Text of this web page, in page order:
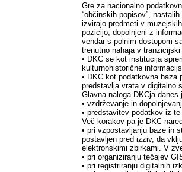
Gre za nacionalno
“občinskih popisov”,
izvirajo predmeti v
pozicijo, dopolnjeni z
vendar s polnim dostopom
trenutno nahaja v
• DKC se kot institucija
kulturnohistorične
• DKC kot podatkovna baza
predstavlja vrata v digitalno
Glavna naloga DKCja danes
• vzdrževanje in
• predstavitev podatkov iz
Več korakov pa je DKC
• pri vzpostavljanju baze in
postavljen pred izziv, da
elektronskimi zbirkami. V
• pri organiziranju tečajev
• pri registriranju digitalnih